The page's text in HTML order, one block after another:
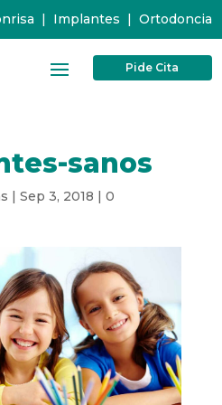
| Implantes | Ortodoncia
Pide Cita
sanos
| Sep 3, 2018 | 0